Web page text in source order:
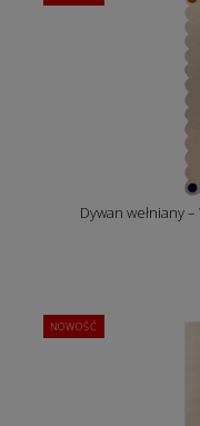
Dywan wełniany
NOWOŚĆ